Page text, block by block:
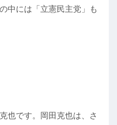
中には「立憲民主党」も
也です。岡田克也は、さ